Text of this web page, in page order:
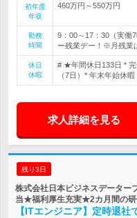
初年度
年収
460万円～550万円
勤務
時間
9：00～17：30（実働
ー残業デー！※月残業
休日
休暇
# ★年間休日133日 *
（7日）* 年末年始休暇
求人詳細を見る
残り3日
株式会社日本ビジネスデータ
当★福利厚生充実★2カ月間の
【ITエンジニア】定時退